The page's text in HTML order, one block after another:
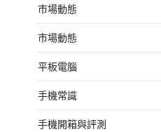
市場動態
市場動態
平板電腦
手機常識
手機開箱與評測